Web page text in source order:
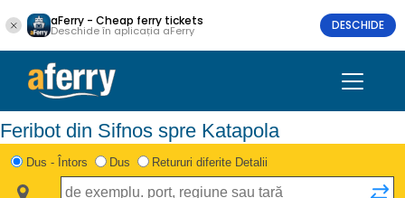
aFerry - Cheap ferry tickets
Deschide în aplicația aFerry DESCHIDE
Feribot din Sifnos spre Katapola
Dus - Întors Dus Retururi diferite Detalii